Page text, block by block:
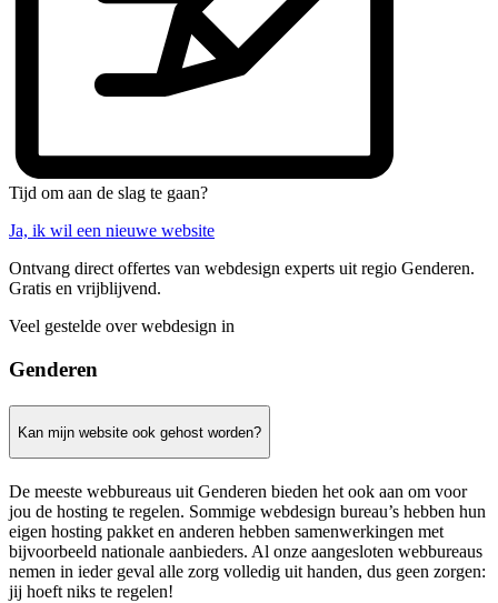
Tijd om aan de slag te gaan?
Ja, ik wil een nieuwe website
Ontvang direct offertes van webdesign experts uit regio Genderen.
Gratis en vrijblijvend.
Veel gestelde over webdesign in
Genderen
Kan mijn website ook gehost worden?
De meeste webbureaus uit Genderen bieden het ook aan om voor
jou de hosting te regelen. Sommige webdesign bureau’s hebben hun
eigen hosting pakket en anderen hebben samenwerkingen met
bijvoorbeeld nationale aanbieders. Al onze aangesloten webbureaus
nemen in ieder geval alle zorg volledig uit handen, dus geen zorgen:
jij hoeft niks te regelen!